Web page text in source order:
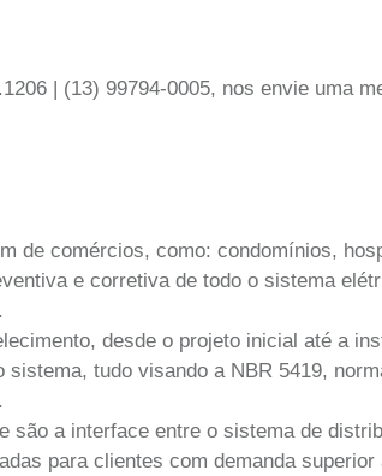
| (13) 99794-0005, nos envie uma
de comércios, como: condomínios,
e corretiva de todo o sistema
desde o projeto inicial até a
tudo visando a NBR 5419,
são a interface entre o sistema de
para clientes com demanda